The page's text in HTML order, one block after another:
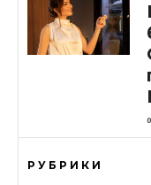
РУБРИКИ